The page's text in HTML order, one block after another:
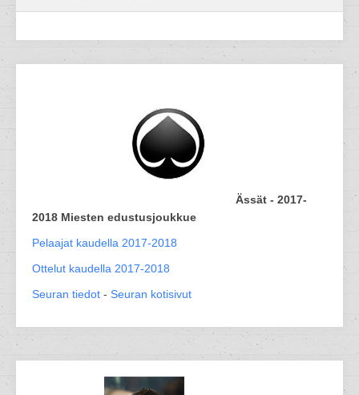
Ässät - 2017-
2018 Miesten edustusjoukkue
Pelaajat kaudella 2017-2018
Ottelut kaudella 2017-2018
Seuran tiedot - Seuran kotisivut